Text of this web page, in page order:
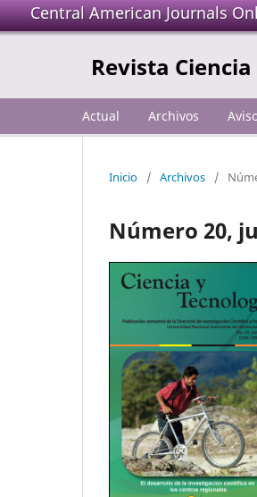
Central American Journals
Revista
Actual Archivos
Inicio / Archivos /
Número 20,